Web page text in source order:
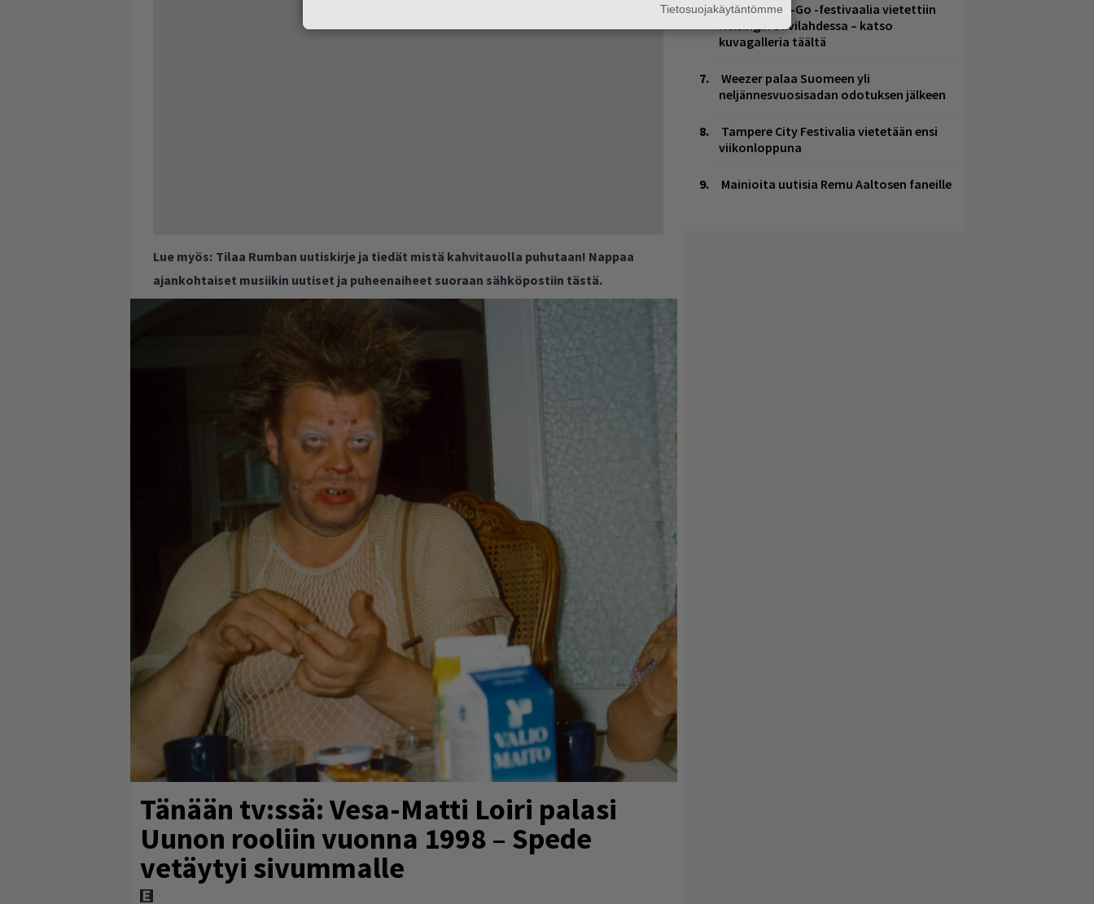
Lue myös: Tilaa Rumban uutiskirje ja tiedät mistä kahvitauolla puhutaan! Nappaa
ajankohtaiset musiikin uutiset ja puheenaiheet suoraan sähköpostiin tästä.
Tänään tv:ssä: Vesa-Matti Loiri palasi
Uunon rooliin vuonna 1998 – Spede
vetäytyi sivummalle
Jytäkesä Go-Go -festivaalia vietettiin
Helsingin Suvilahdessa – katso
kuvagalleria täältä
Weezer palaa Suomeen yli
neljännesvuosisadan odotuksen jälkeen
Tampere City Festivalia vietetään ensi
viikonloppuna
Mainioita uutisia Remu Aaltosen faneille
Tietosuojakäytäntömme